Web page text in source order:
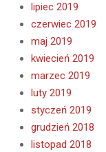
lipiec 2019
czerwiec 2019
maj 2019
kwiecień 2019
marzec 2019
luty 2019
styczeń 2019
grudzień 2018
listopad 2018